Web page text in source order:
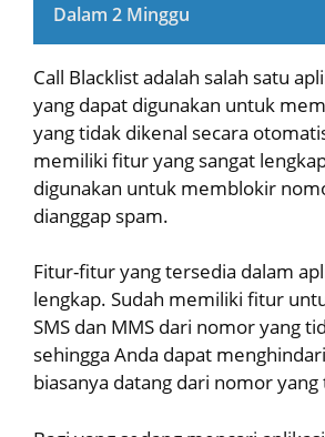
Dalam 2 Minggu
Call Blacklist adalah salah satu
yang dapat digunakan untuk
yang tidak dikenal secara
memiliki fitur yang sangat
digunakan untuk memblokir
dianggap spam.
Fitur-fitur yang tersedia dalam
lengkap. Sudah memiliki fitur
SMS dan MMS dari nomor yang
sehingga Anda dapat
biasanya datang dari nomor